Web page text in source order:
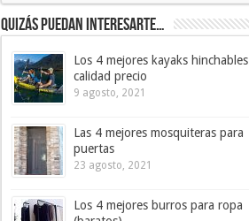
Quizás puedan interesarte…
Los 4 mejores kayaks hinchables
calidad precio
9 agosto, 2021
Las 4 mejores mosquiteras para
puertas
23 agosto, 2021
Los 4 mejores burros para ropa